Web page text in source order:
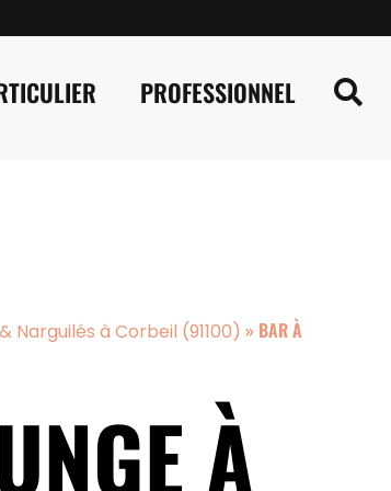
PROFESSIONNEL
Narguilés à Corbeil (91100) » BAR À
À